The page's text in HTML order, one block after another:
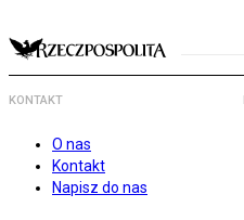
KONTAKT
O nas
Kontakt
Napisz do nas